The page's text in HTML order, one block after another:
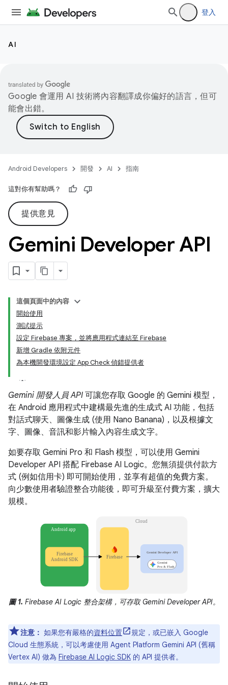
登入
AI
Google 會運用 AI 技術將內容翻譯成你偏好的語言，但可
能會出錯。
Android Developers 開發 AI 指南
這對你有幫助嗎？
提供意見
Gemini Developer API
這個頁面中的內容
開始使用
測試提示
設定 Firebase 專案，並將應用程式連結至 Firebase
新增 Gradle 依附元件
為本機開發環境設定 App Check 偵錯提供者
Gemini 開發人員 API 可讓您存取 Google 的 Gemini 模型，
在 Android 應用程式中建構最先進的生成式 AI 功能，包括
對話式聊天、圖像生成 (使用 Nano Banana)，以及根據文
字、圖像、音訊和影片輸入內容生成文字。
如要存取 Gemini Pro 和 Flash 模型，可以使用 Gemini
Developer API 搭配 Firebase AI Logic。您無須提供付款方
式 (例如信用卡) 即可開始使用，並享有超值的免費方案。
向少數使用者驗證整合功能後，即可升級至付費方案，擴大
規模。
圖 1. Firebase AI Logic 整合架構，可存取 Gemini Developer API。
注意： 如果您有嚴格的資料位置
規定，或已嵌入 Google
Cloud 生態系統，可以考慮使用 Agent Platform Gemini API (舊稱
Vertex AI) 做為 Firebase AI Logic SDK 的 API 提供者。